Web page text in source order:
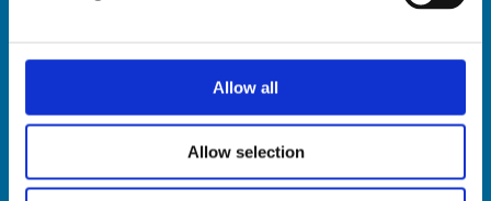
Allow all
Allow selection
登録上の本社所在地: Via della Meccanica 16, 61122 Pesaro (Italy)
本社所在地: Via Pesaro, 10A, 61012 Gradara (PU) - Italy
Tel. +39 0541/979001 - Fax +39 0541/979050
VAT: IT01376450415 - Tax ID: 02196600965 │
当社は、ペーザロ所在のBi.fin Srl（会社登録番号: 01235440417）によ